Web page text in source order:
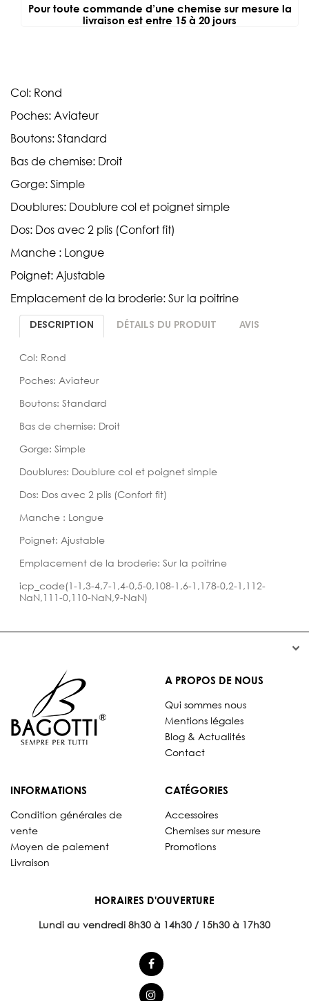
Pour toute commande d’une chemise sur mesure la
livraison est entre 15 à 20 jours
Col: Rond
Poches: Aviateur
Boutons: Standard
Bas de chemise: Droit
Gorge: Simple
Doublures: Doublure col et poignet simple
Dos: Dos avec 2 plis (Confort fit)
Manche : Longue
Poignet: Ajustable
Emplacement de la broderie: Sur la poitrine
DESCRIPTION DÉTAILS DU PRODUIT AVIS
Col: Rond
Poches: Aviateur
Boutons: Standard
Bas de chemise: Droit
Gorge: Simple
Doublures: Doublure col et poignet simple
Dos: Dos avec 2 plis (Confort fit)
Manche : Longue
Poignet: Ajustable
Emplacement de la broderie: Sur la poitrine
icp_code(1-1,3-4,7-1,4-0,5-0,108-1,6-1,178-0,2-1,112-
NaN,111-0,110-NaN,9-NaN)


A PROPOS DE NOUS
Qui sommes nous
Mentions légales
Blog & Actualités
Contact
INFORMATIONS
Condition générales de
vente
Moyen de paiement
Livraison
CATÉGORIES
Accessoires
Chemises sur mesure
Promotions
HORAIRES D'OUVERTURE
Lundi au vendredi 8h30 à 14h30 / 15h30 à 17h30